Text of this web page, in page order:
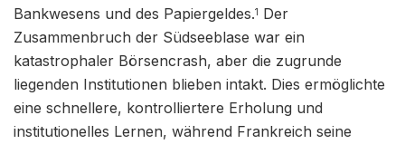
Bankwesens und des Papiergeldes.1 Der
Zusammenbruch der Südseeblase war ein
katastrophaler Börsencrash, aber die zugrunde
liegenden Institutionen blieben intakt. Dies ermöglichte
eine schnellere, kontrolliertere Erholung und
institutionelles Lernen, während Frankreich seine